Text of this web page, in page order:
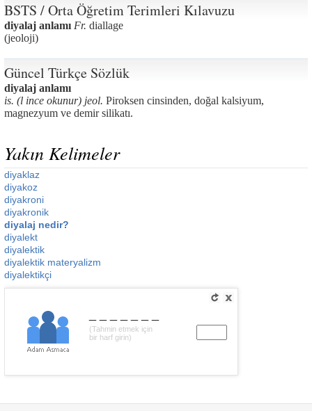
BSTS / Orta Öğretim Terimleri Kılavuzu
diyalaj anlamı Fr. diallage
(jeoloji)
Güncel Türkçe Sözlük
diyalaj anlamı
is. (l ince okunur) jeol. Piroksen cinsinden, doğal kalsiyum,
magnezyum ve demir silikatı.
Yakın Kelimeler
diyaklaz
diyakoz
diyakroni
diyakronik
diyalaj nedir?
diyalekt
diyalektik
diyalektik materyalizm
diyalektikçi
(Tahmin etmek için
bir harf girin)